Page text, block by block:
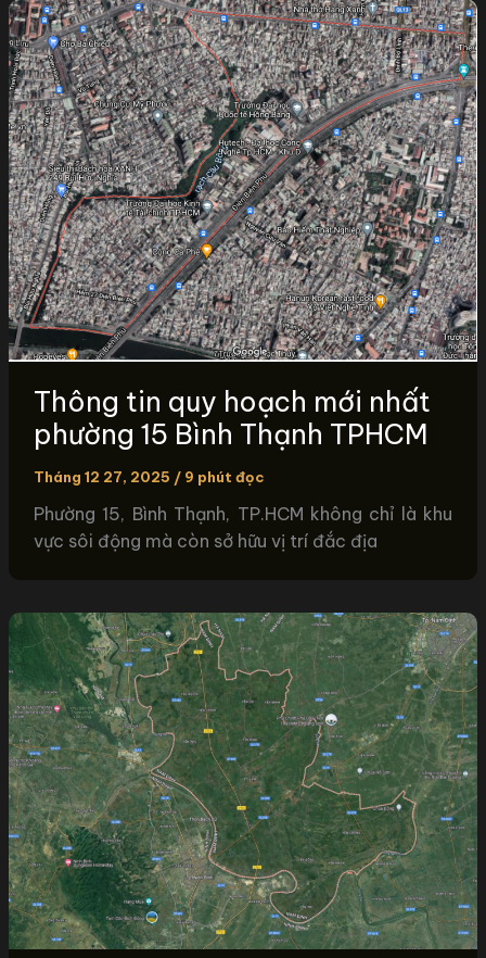
Thông tin quy hoạch mới nhất
phường 15 Bình Thạnh TPHCM
Tháng 12 27, 2025 / 9 phút đọc
Phường 15, Bình Thạnh, TP.HCM không chỉ là khu
vực sôi động mà còn sở hữu vị trí đắc địa